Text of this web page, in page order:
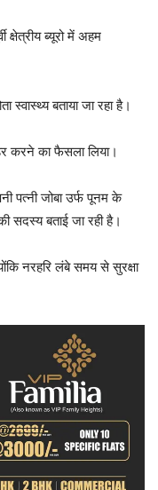
क्षेत्रीय ब्यूरो में अहम
स्वास्थ्य बताया जा रहा है।
करने का फैसला लिया।
पत्नी जोबा उर्फ पूनम के
सदस्य बताई जा रही है।
नरहरि लंबे समय से सुरक्षा